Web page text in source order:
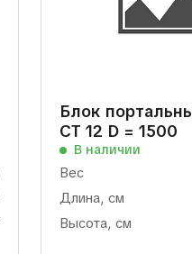
Блок
СТ 12 D = 1500
В наличии
Вес
Длина, см
Высота, см